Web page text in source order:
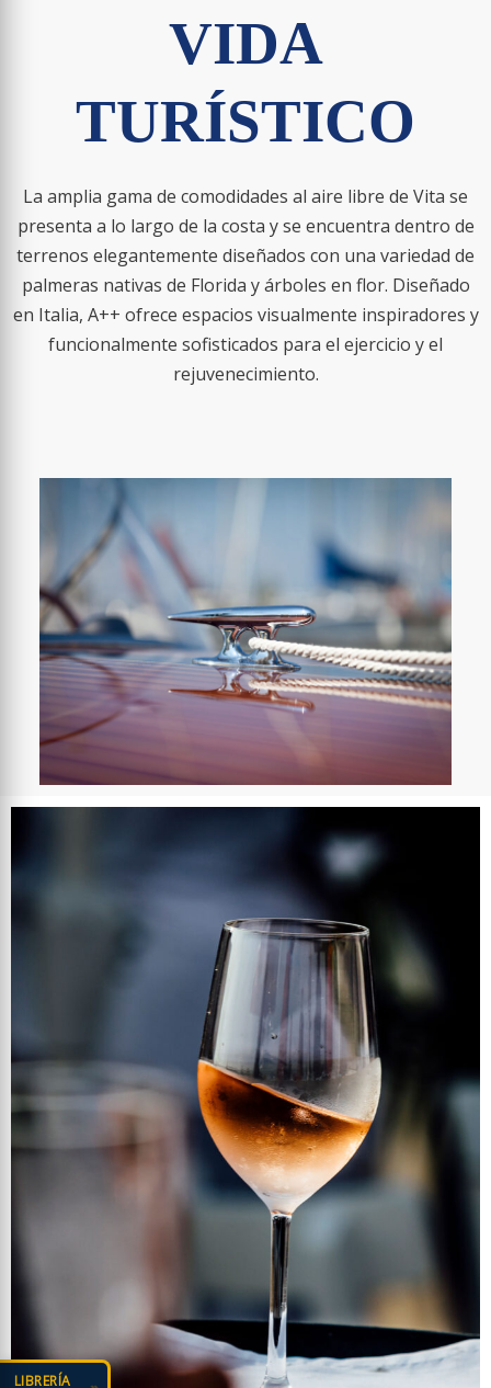
VIDA
TURÍSTICO
La amplia gama de comodidades al aire libre de Vita se
presenta a lo largo de la costa y se encuentra dentro de
terrenos elegantemente diseñados con una variedad de
palmeras nativas de Florida y árboles en flor. Diseñado
en Italia, A++ ofrece espacios visualmente inspiradores y
funcionalmente sofisticados para el ejercicio y el
rejuvenecimiento.
LIBRERÍA